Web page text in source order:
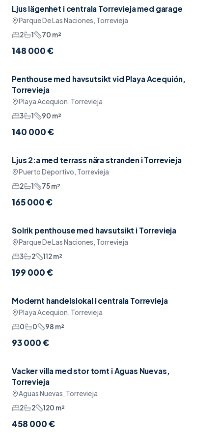
Reserverad Pool
Ljus lägenhet i centrala Torrevieja med garage
Parque De Las Naciones, Torrevieja
2
1 70 m²
148 000 €
Reserverad Havsutsikt
Penthouse med havsutsikt vid Playa Acequión,
Torrevieja
Playa Acequion, Torrevieja
3
1 90 m²
140 000 €
Pool
Ljus 2:a med terrass nära stranden i Torrevieja
Puerto Deportivo, Torrevieja
2
1 75m²
165 000 €
Sänkt pris Havsutsikt
Solrik penthouse med havsutsikt i Torrevieja
Parque De Las Naciones, Torrevieja
3
2 112m²
199 000 €
Sänkt pris Padel
Modernt handelslokal i centrala Torrevieja
Playa Acequion, Torrevieja
0
0 98 m²
93 000 €
Garage
Vacker villa med stor tomt i Aguas Nuevas,
Torrevieja
Aguas Nuevas, Torrevieja
2
2 120 m²
458 000 €